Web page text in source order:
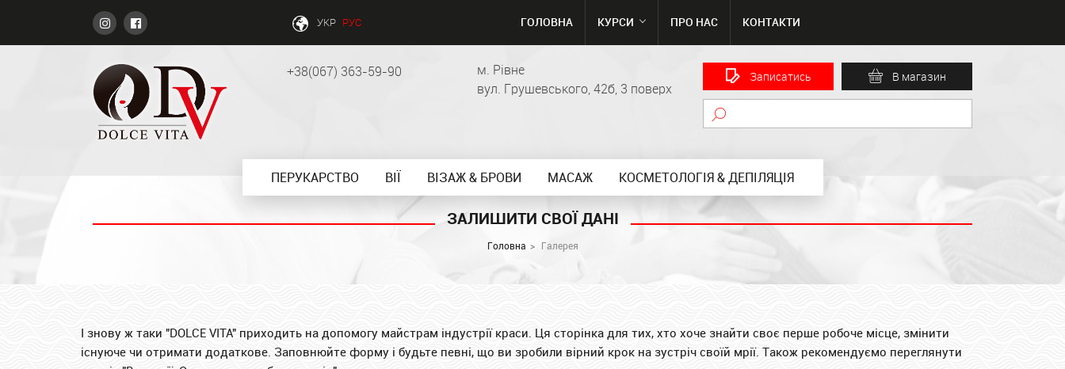
УКР РУС ГОЛОВНА КУРСИ ПРО НАС КОНТАКТИ
+38(067) 363-59-90
м. Рівне
вул. Грушевського, 42б, 3 поверх
Записатись В магазин
ПЕРУКАРСТВО ВІЇ ВІЗАЖ & БРОВИ МАСАЖ КОСМЕТОЛОГІЯ & ДЕПІЛЯЦІЯ
ЗАЛИШИТИ СВОЇ ДАНІ
Головна Галерея
І знову ж таки "DOLCE VITA" приходить на допомогу майстрам індустрії краси. Ця сторінка для тих, хто хоче знайти своє перше робоче місце, змінити
існуюче чи отримати додаткове. Заповнюйте форму і будьте певні, що ви зробили вірний крок на зустріч своїй мрії. Також рекомендуємо переглянути